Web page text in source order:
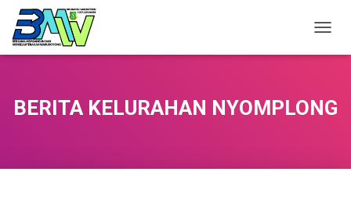
BERITA KELURAHAN NYOMPLONG